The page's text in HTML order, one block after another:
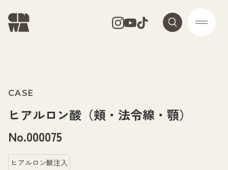
CASE
ヒアルロン酸（頬・法令線・顎）
No.000075
ヒアルロン酸注入